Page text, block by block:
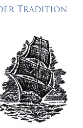
der Tradition